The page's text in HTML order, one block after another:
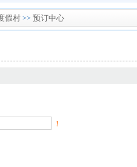
假村 >> 预订中心
！